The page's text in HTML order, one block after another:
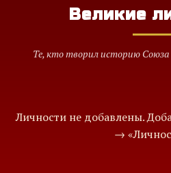
Великие
Те, кто творил историю
Личности не добавлены.
→